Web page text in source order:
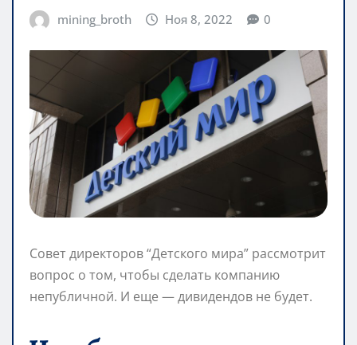
mining_broth Ноя 8, 2022 0
Совет директоров “Детского мира” рассмотрит
вопрос о том, чтобы сделать компанию
непубличной. И еще — дивидендов не будет.